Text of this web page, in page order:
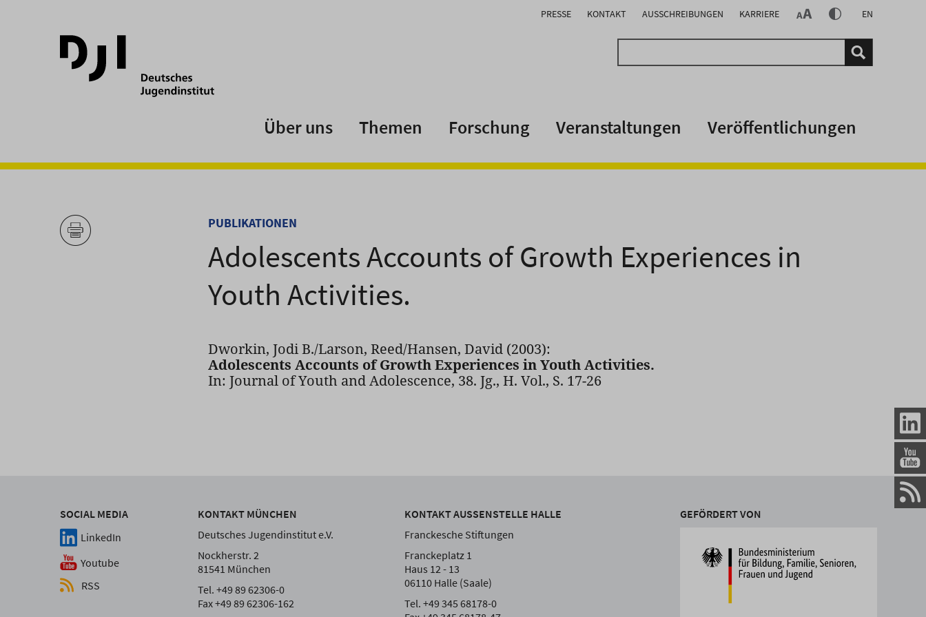
PRESSE KONTAKT AUSSCHREIBUNGEN KARRIERE EN
Über uns Themen Forschung Veranstaltungen Veröffentlichungen
PUBLIKATIONEN
Adolescents Accounts of Growth Experiences in
Youth Activities.
Dworkin, Jodi B./Larson, Reed/Hansen, David (2003):
Adolescents Accounts of Growth Experiences in Youth Activities.
In: Journal of Youth and Adolescence, 38. Jg., H. Vol., S. 17-26
SOCIAL MEDIA
LinkedIn
Youtube
RSS
KONTAKT MÜNCHEN
Deutsches Jugendinstitut e.V.
Nockherstr. 2
81541 München
Tel. +49 89 62306-0
Fax +49 89 62306-162
KONTAKT AUSSENSTELLE HALLE
Franckesche Stiftungen
Franckeplatz 1
Haus 12 - 13
06110 Halle (Saale)
Tel. +49 345 68178-0
GEFÖRDERT VON